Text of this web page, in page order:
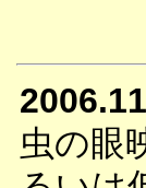
虫の眼